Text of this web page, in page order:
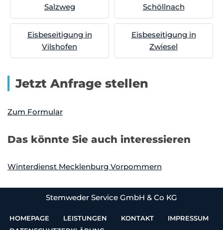
Salzweg
Schöllnach
Eisbeseitigung in
Vilshofen
Eisbeseitigung in
Zwiesel
Jetzt Anfrage stellen
Zum Formular
Das könnte Sie auch interessieren
Winterdienst Mecklenburg Vorpommern
Stemweder Service GmbH & Co KG
HOMEPAGE LEISTUNGEN KONTAKT
IMPRESSUM